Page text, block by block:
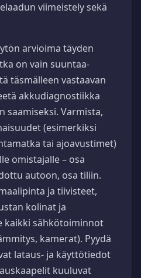
viimeistely sekä
arvioima täyden
on vain suuntaa-
täsmälleen vastaavan
akkudiagnostiikka
saamiseksi. Varmista,
(esimerkiksi
tai ajoavustimet)
omistajalle – osa
autoon, osa tiliin.
ja tiivisteet,
kolinat ja
kaikki sähkötoiminnot
kamerat). Pyydä
lataus- ja käyttötiedot
kuuluvat